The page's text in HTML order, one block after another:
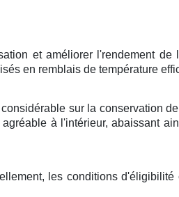
etaméliorer l'rendement de
en remblais de température
considérable sur la conservation
agréable à l'intérieur,abaissant
, les conditionsd'éligibilité